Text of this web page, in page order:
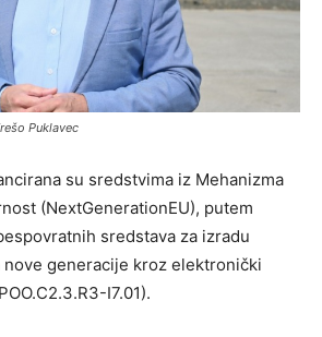
Puklavec
su sredstvima iz Mehanizma
(NextGenerationEU), putem
sredstava za izradu
generacije kroz elektronički
I7.01).